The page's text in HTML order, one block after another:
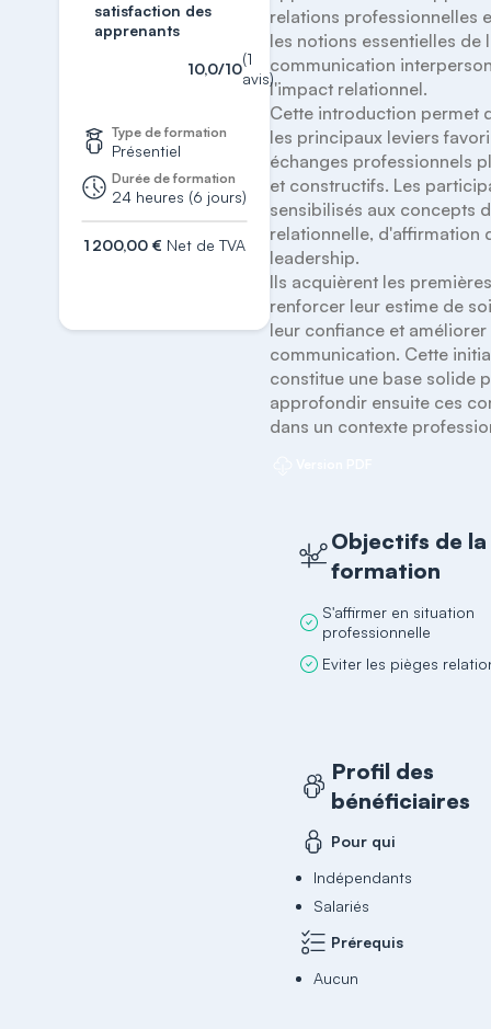
satisfaction des
apprenants
10,0/10
(1
avis)
Type de formation
Présentiel
Durée de formation
24 heures (6 jours)
1 200,00 € Net de TVA
relations professionnelles
les notions essentielles de
communication
l'impact relationnel.
Cette introduction permet
les principaux leviers
échanges professionnels
et constructifs. Les
sensibilisés aux concepts
relationnelle, d'affirmation
leadership.
Ils acquièrent les
renforcer leur estime de
leur confiance et améliorer
communication. Cette
constitue une base solide
approfondir ensuite ces
dans un contexte
Objectifs de la
formation
S'affirmer en situation
professionnelle
Eviter les pièges
Profil des
bénéficiaires
Pour qui
Indépendants
Salariés
Prérequis
Aucun